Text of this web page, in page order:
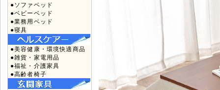
●ソファベッド
●ベビーベッド
●業務用ベッド
●寝具
●美容健康・環境快適商品
●雑貨・家電用品
●福祉・介護家具
●高齢者椅子